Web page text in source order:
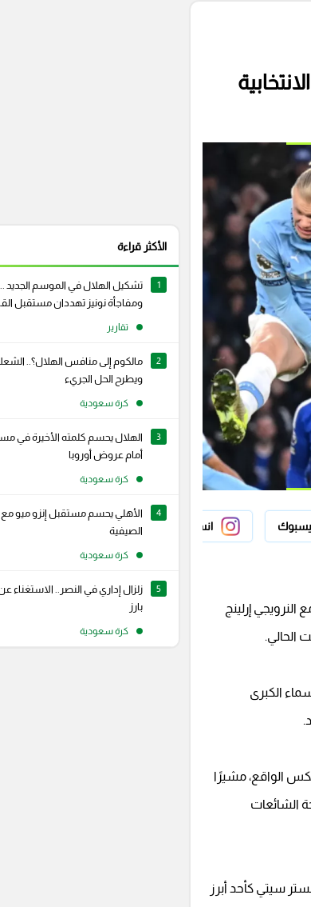
انستجرام سناب شات
النرويجي إرلينج
الحالي.
الكبرى
الواقع، مشيرًا
الشائعات
سيتي كأحد أبرز
الأكثر قراءة
1
تشكيل الهلال في الموسم الجديد
ومفاجأة نونيز تهددان مستقبل
تقارير
2
مالكوم إلى منافس الهلال؟..
ويطرح الحل الجريء
كرة سعودية
3
الهلال يحسم كلمته الأخيرة في
أمام عروض أوروبا
كرة سعودية
4
الأهلي يحسم مستقبل إنزو ميو
الصيفية
كرة سعودية
5
زلزال إداري في النصر.. الاستغناء
بارز
كرة سعودية